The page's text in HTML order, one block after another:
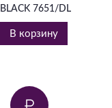
BLACK 7651/DL
В корзину